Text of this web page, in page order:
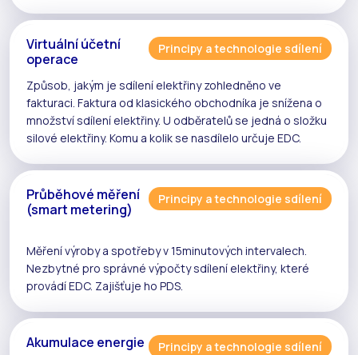
Virtuální účetní
operace
Principy a technologie sdílení
Způsob, jakým je sdílení elektřinyzohledněno ve
fakturaci. Faktura od klasického obchodníka je snížena o
množstvísdílení elektřiny. U odběratelů se jedná o složku
silové elektřiny. Komu a kolik se nasdílelo určuje EDC.
Průběhové měření
(smart metering)
Principy a technologie sdílení
Měření výroby a spotřeby v 15minutových intervalech.
Nezbytné pro správné výpočtysdílení elektřiny, které
provádíEDC. Zajišťuje ho PDS.
Akumulace energie Principy a technologie sdílení